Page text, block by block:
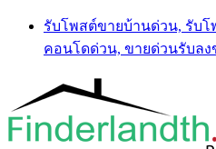
Skip
content
รับโพสต์ขายบ้านด่วน, รับ
คอนโดด่วน, ขายด่วนรับลง